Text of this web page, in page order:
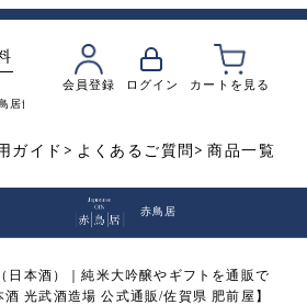
会員登録 ログイン カートを見る
居飲み比べ
ガイド よくあるご質問 商品一覧
赤鳥居
日本酒）｜純米大吟醸やギフトを通販で
光武酒造場 公式通販/佐賀県 肥前屋】